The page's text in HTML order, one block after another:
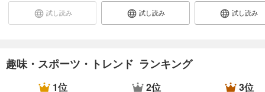
写真ライフ2021年4月号
838円 (税込)
あらすじを表示する
試し読み 試し読み 試し読み
趣味・スポーツ・トレンド ランキング
1位 2位 3位